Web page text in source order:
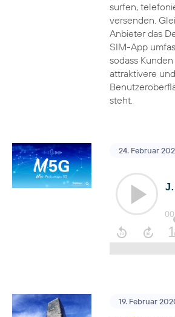
surfen,
versenden.
Anbieter das
SIM-App
sodass
attraktivere
steht.
24. Februar
19. Februar